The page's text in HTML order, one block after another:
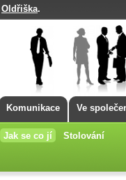
Oldřiška.
Komunikace Ve
Jak se co jí Stolování